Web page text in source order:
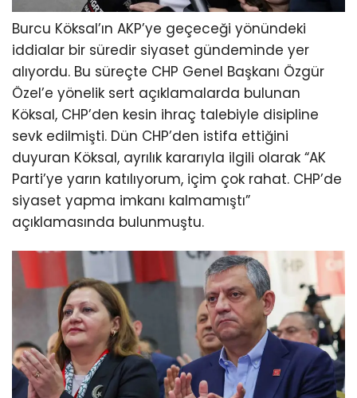
Burcu Köksal’ın AKP’ye geçeceği yönündeki
iddialar bir süredir siyaset gündeminde yer
alıyordu. Bu süreçte CHP Genel Başkanı Özgür
Özel’e yönelik sert açıklamalarda bulunan
Köksal, CHP’den kesin ihraç talebiyle disipline
sevk edilmişti. Dün CHP’den istifa ettiğini
duyuran Köksal, ayrılık kararıyla ilgili olarak “AK
Parti’ye yarın katılıyorum, içim çok rahat. CHP’de
siyaset yapma imkanı kalmamıştı”
açıklamasında bulunmuştu.